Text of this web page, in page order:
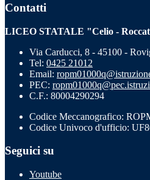
Contatti
LICEO STATALE "Celio -
Via Carducci, 8 - 45100 -
Tel: 0425 21012
Email:
PEC:
C.F.: 80004290294
Codice Meccanografico:
Codice Univoco d'ufficio:
Seguici su
Youtube